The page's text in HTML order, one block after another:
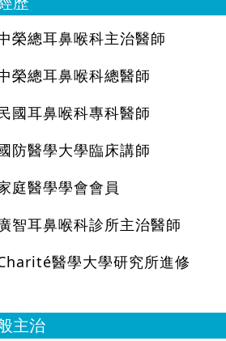
榮總耳鼻喉科主治醫師
榮總耳鼻喉科總醫師
國耳鼻喉科專科醫師
防醫學大學臨床講師
庭醫學學會會員
智耳鼻喉科診所主治醫師
醫學大學研究所進修
主治